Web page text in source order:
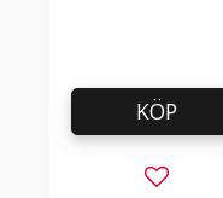
Lägg
KÖP